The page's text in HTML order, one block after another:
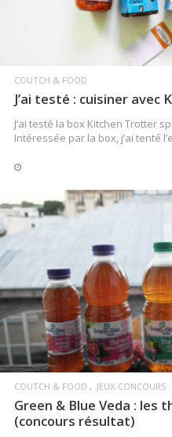
COUTCH & FOOD
J’ai testé : cuisiner
J’ai testé la box Kitchen Trotter
Intéressée par la box, j’ai tenté
LIRE
COUTCH & FOOD JEUX-CONCOURS
Green & Blue Veda : les
(concours résultat)